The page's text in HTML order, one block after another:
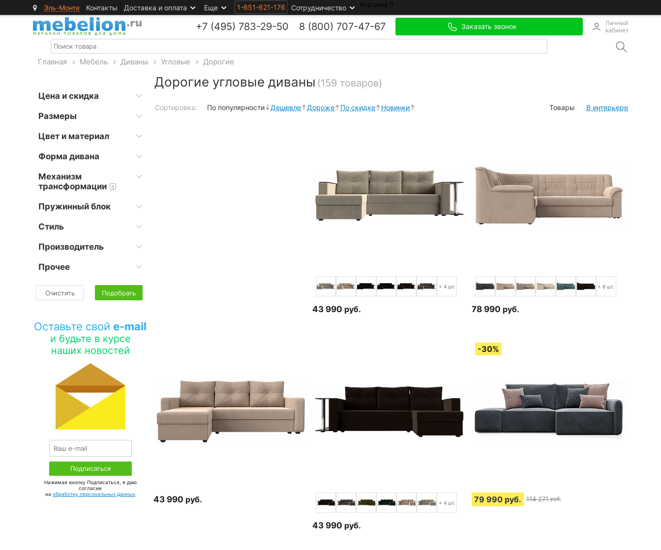
Эль-Монте Контакты Доставка и оплата Еще 1-651-621-176 Сотрудничество Корзина 0
+7 (495) 783-29-50 8 (800) 707-47-67 Заказать звонок
Личный
кабинет
Главная > Мебель > Диваны > Угловые > Дорогие
Цена и скидка
Размеры
Цвет и материал
Форма дивана
Механизм
трансформации
?
Пружинный блок
Стиль
Производитель
Прочее
Очистить Подобрать
Оставьте свой e-mail
и будьте в курсе
наших новостей
Нажимая кнопку Подписаться, я даю
соглаcие
на обработку персональных данных
Дорогие угловые диваны (159 товаров)
Сортировка: По популярности Дешевле Дороже По скидке Новинки Товары В интерьере
+ 4 шт.
43 990 руб.
+ 8 шт.
78 990 руб.
43 990 руб. + 4 шт.
43 990 руб.
79 990 руб. 114 271 руб.